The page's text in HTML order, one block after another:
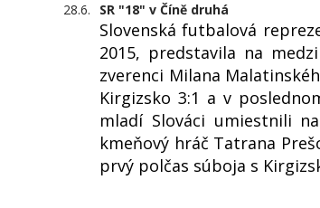
28.6. SR "18" v Číně druhá
Slovenská futbalová
2015, predstavila na
zverenci Milana
Kirgizsko 3:1 a v
mladí Slováci umiestnili
kmeňový hráč Tatrana
prvý polčas súboja s